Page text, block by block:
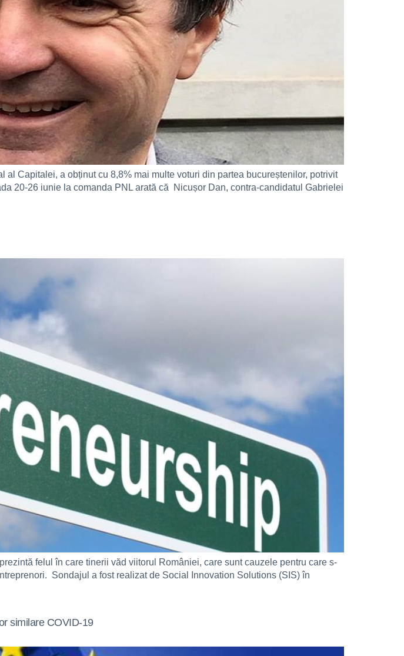
Capitalei, a obținut cu 8,8% mai multe voturi din partea bucureștenilor, potrivit
20-26 iunie la comanda PNL arată că Nicușor Dan, contra-candidatul Gabrielei
felul în care tinerii văd viitorul României, care sunt cauzele pentru care s-
Sondajul a fost realizat de Social Innovation Solutions (SIS) în
similare COVID-19